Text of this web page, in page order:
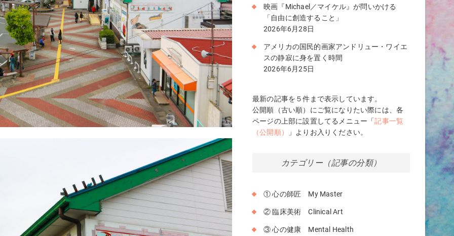
映画『Michael／マイケル』が問いかける
「自由に創造すること」
2026年6月28日
アメリカの国民的画家アンドリュー・ワイエ
スの静寂に身を置く時間
2026年6月25日
最新の記事を５件まで表示しています。
公開順（古い順）にご覧になりたい際には、各
ページの上部に設置してるメニュー「記事一覧
（公開順）
」よりお入りください。
カテゴリー（記事の分類）
① 心の師匠 My Master
② 臨床美術 Clinical Art
③ 心の健康 Mental Health